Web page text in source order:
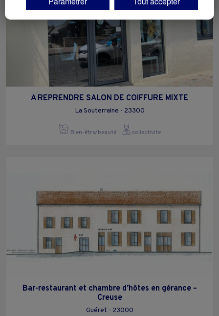
A REPRENDRE SALON DE COIFFURE MIXTE
La Souterraine - 23300
Bien-être/beauté collectivite
Bar-restaurant et chambre d’hôtes en gérance –
Creuse
Guéret - 23000
déposés et lus sur votre terminal.
Vous pouvez exprimer vos choix en cliquant sur "Tout accepter",
"Continuer sans accepter" ou "Paramétrer", et les modifier à tout
moment en cliquant sur le lien "Paramétrez vos choix" situé en bas de